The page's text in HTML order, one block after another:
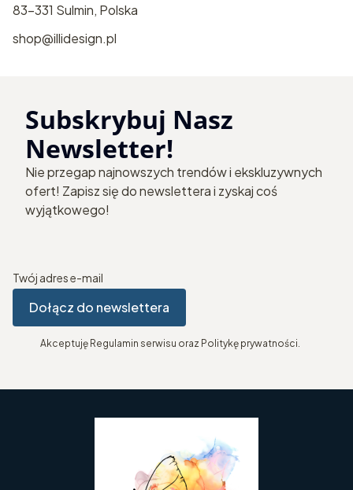
83-331 Sulmin, Polska
shop@illidesign.pl
Subskrybuj Nasz
Newsletter!
Nie przegap najnowszych trendów i ekskluzywnych
ofert! Zapisz się do newslettera i zyskaj coś
wyjątkowego!
Twój adres e-mail
Dołącz do newslettera
Akceptuję Regulamin serwisu oraz Politykę prywatności.